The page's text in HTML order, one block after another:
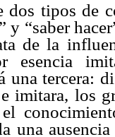
dos tipos de
y “saber
de la
esencia
una tercera:
imitara, los
una